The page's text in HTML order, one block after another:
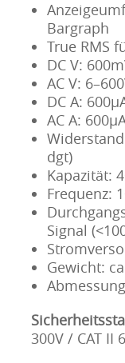
Bargraph
True RMS
DC V:
AC V:
DC A:
AC A:
dgt)
Kapazität:
Frequenz:
Signal
Gewicht:
300V / CAT II